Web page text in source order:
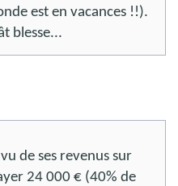
est en vacances !!).
blesse...
de ses revenus sur
24 000 € (40% de